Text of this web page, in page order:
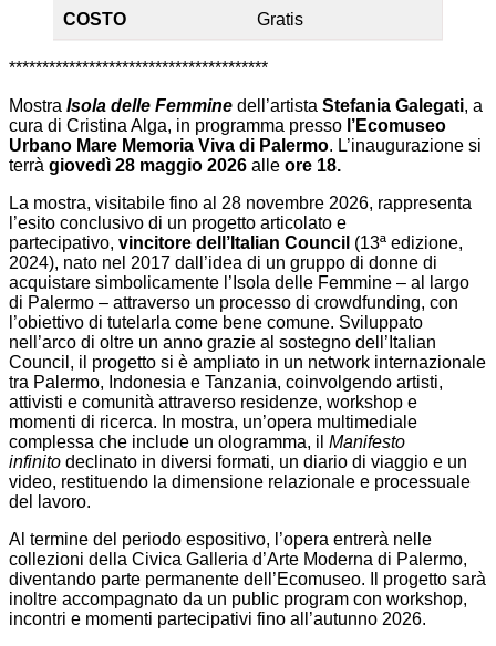
COSTO Gratis
***************************************
Mostra Isola delle Femmine dell’artista Stefania Galegati, a
cura di Cristina Alga, in programma presso l’Ecomuseo
Urbano Mare Memoria Viva di Palermo. L’inaugurazione si
terrà giovedì 28 maggio 2026 alle ore 18.
La mostra, visitabile fino al 28 novembre 2026, rappresenta
l’esito conclusivo di un progetto articolato e
partecipativo, vincitore dell’Italian Council (13ª edizione,
2024), nato nel 2017 dall’idea di un gruppo di donne di
acquistare simbolicamente l’Isola delle Femmine – al largo
di Palermo – attraverso un processo di crowdfunding, con
l’obiettivo di tutelarla come bene comune. Sviluppato
nell’arco di oltre un anno grazie al sostegno dell’Italian
Council, il progetto si è ampliato in un network internazionale
tra Palermo, Indonesia e Tanzania, coinvolgendo artisti,
attivisti e comunità attraverso residenze, workshop e
momenti di ricerca. In mostra, un’opera multimediale
complessa che include un ologramma, il Manifesto
infinito declinato in diversi formati, un diario di viaggio e un
video, restituendo la dimensione relazionale e processuale
del lavoro.
Al termine del periodo espositivo, l’opera entrerà nelle
collezioni della Civica Galleria d’Arte Moderna di Palermo,
diventando parte permanente dell’Ecomuseo. Il progetto sarà
inoltre accompagnato da un public program con workshop,
incontri e momenti partecipativi fino all’autunno 2026.